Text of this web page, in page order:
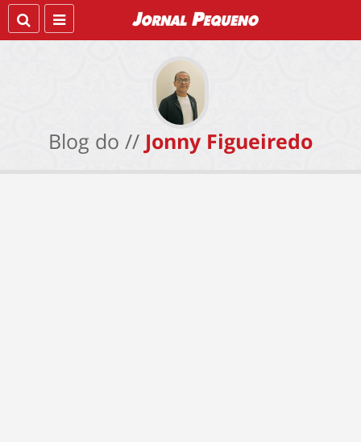
Blog do // Jonny Figueiredo